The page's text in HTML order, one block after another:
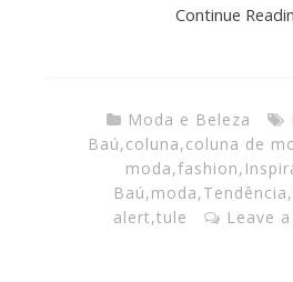
Continue
Moda e Beleza
Baú,coluna,coluna de
moda,fashion,
Baú,moda,Tendência,
alert,tule Leave